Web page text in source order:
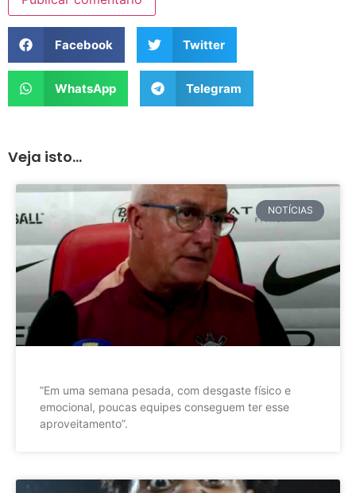
Facebook Twitter
WhatsApp Telegram
Veja isto...
NOTÍCIAS
”Em uma semana pesada, com desgaste físico e
emocional, poucas equipes conseguem ter esse
aproveitamento”.